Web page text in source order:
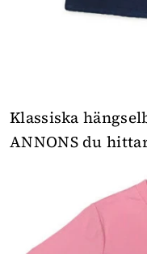
Klassiska
ANNONS du